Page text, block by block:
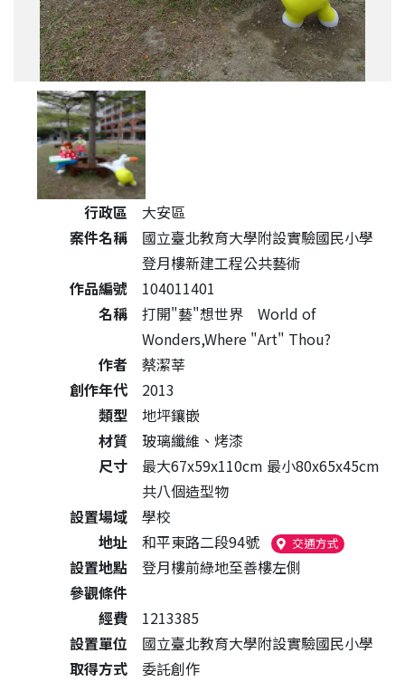
公共藝術作品詳細資料
行政區
大安區
案件名稱
國立臺北教育大學附設實驗國民小學
登月樓新建工程公共藝術
作品編號
104011401
名稱
打開"藝"想世界 World of
Wonders,Where "Art" Thou?
作者
蔡潔莘
創作年代
2013
類型
地坪鑲嵌
材質
玻璃纖維、烤漆
尺寸
最大67x59x110cm 最小80x65x45cm
共八個造型物
設置場域
學校
地址
和平東路二段94號 交通方式（另開新視
設置地點
登月樓前綠地至善樓左側
參觀條件
經費
1213385
設置單位
國立臺北教育大學附設實驗國民小學
取得方式
委託創作